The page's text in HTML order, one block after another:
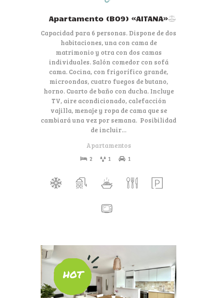
Apartamento (B09) «AITANA»
Capacidad para 6 personas. Dispone de dos
habitaciones, una con cama de
matrimonio y otra con dos camas
individuales. Salón comedor con sofá
cama. Cocina, con frigorífico grande,
microondas, cuatro fuegos de butano,
horno. Cuarto de baño con ducha. Incluye
TV, aire acondicionado, calefacción
vajilla, menaje y ropa de cama que se
cambiará una vez por semana. Posibilidad
de incluir…
Apartamentos
2 1 1
80€
por día
HOT